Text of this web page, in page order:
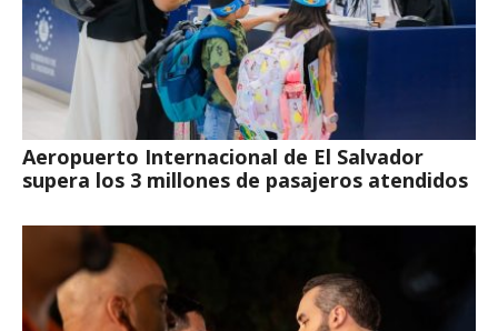
Aeropuerto Internacional de El Salvador
supera los 3 millones de pasajeros atendidos